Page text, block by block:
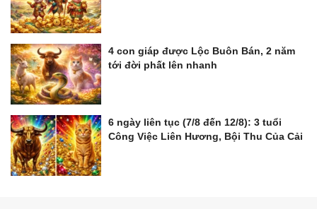
4 con giáp được Lộc Buôn Bán, 2 năm
tới đời phất lên nhanh
6 ngày liên tục (7/8 đến 12/8): 3 tuổi
Công Việc Liên Hương, Bội Thu Của Cải